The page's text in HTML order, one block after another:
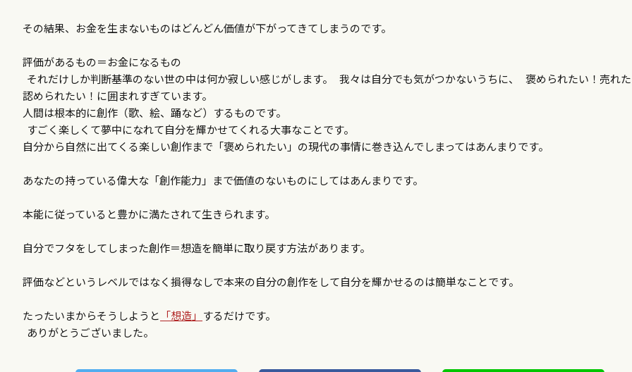
その結果、お金を生まないものはどんどん価値が下がってきてしまうのです。
評価があるもの＝お金になるもの
それだけしか判断基準のない世の中は何か寂しい感じがします。 我々は自分でも気がつかないうちに、 褒められたい！売れ
認められたい！に囲まれすぎています。
人間は根本的に創作（歌、絵、踊など）するものです。
すごく楽しくて夢中になれて自分を輝かせてくれる大事なことです。
自分から自然に出てくる楽しい創作まで「褒められたい」の現代の事情に巻き込んでしまってはあんまりです。
あなたの持っている偉大な「創作能力」まで価値のないものにしてはあんまりです。
本能に従っていると豊かに満たされて生きられます。
自分でフタをしてしまった創作＝想造を簡単に取り戻す方法があります。
評価などというレベルではなく損得なしで本来の自分の創作をして自分を輝かせるのは簡単なことです。
たったいまからそうしようと 「想造」 するだけです。
ありがとうございました。